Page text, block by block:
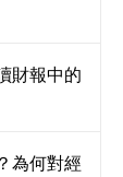
財報中的
為何對經